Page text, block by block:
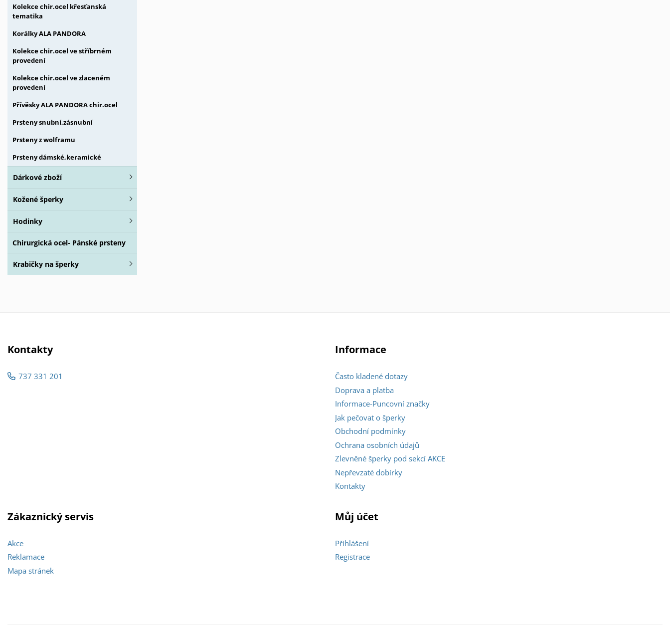
Kolekce chir.ocel křesťanská
tematika
Korálky ALA PANDORA
Kolekce chir.ocel ve stříbrném
provedení
Kolekce chir.ocel ve zlaceném
provedení
Přívěsky ALA PANDORA chir.ocel
Prsteny snubní,zásnubní
Prsteny z wolframu
Prsteny dámské,keramické
Dárkové zboží
Kožené šperky
Hodinky
Chirurgická ocel- Pánské prsteny
Krabičky na šperky
Kontakty
737 331 201
Informace
Často kladené dotazy
Doprava a platba
Informace-Puncovní značky
Jak pečovat o šperky
Obchodní podmínky
Ochrana osobních údajů
Zlevněné šperky pod sekcí AKCE
Nepřevzaté dobírky
Kontakty
Zákaznický servis
Akce
Reklamace
Mapa stránek
Můj účet
Přihlášení
Registrace